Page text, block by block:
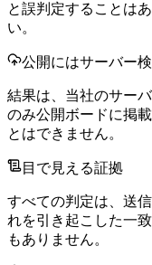
と誤判定することは
い。
公開にはサーバー
結果は、当社のサー
のみ公開ボードに掲
とはできません。
目で見える証拠
すべての判定は、送
れを引き起こした一
もありません。